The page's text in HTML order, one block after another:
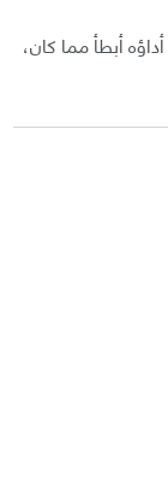
أبطأ مما كان،